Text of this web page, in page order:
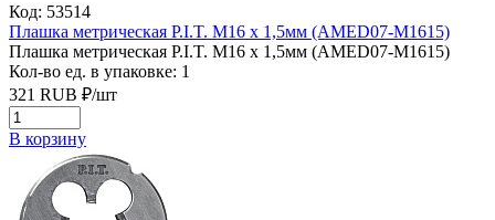
Код: 53514
Плашка метрическая P.I.T. M16 x 1,5мм (AMED07-M1615)
Плашка метрическая P.I.T. M16 x 1,5мм (AMED07-M1615)
Кол-во ед. в упаковке: 1
321 RUB ₽/шт
В корзину